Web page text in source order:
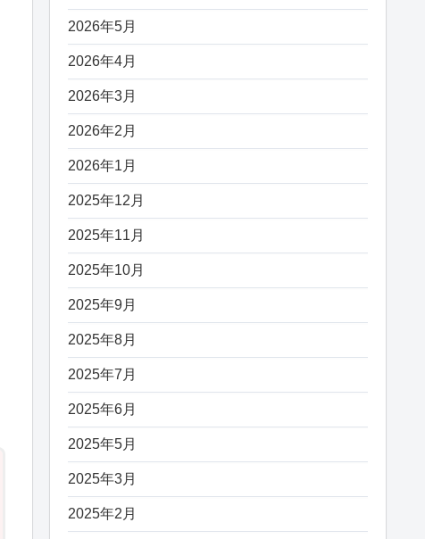
2026年5月
2026年4月
2026年3月
2026年2月
2026年1月
2025年12月
2025年11月
2025年10月
2025年9月
2025年8月
2025年7月
2025年6月
2025年5月
2025年3月
2025年2月